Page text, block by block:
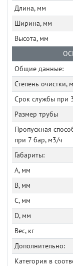
Длина, мм
Ширина, мм
Высота, мм
Общие данные:
Степень очистки,
Срок службы при
Размер трубы
Пропускная
при 7 бар, м3/ч
Габариты:
A, мм
B, мм
C, мм
D, мм
Вес, кг
Дополнительно:
Категория в